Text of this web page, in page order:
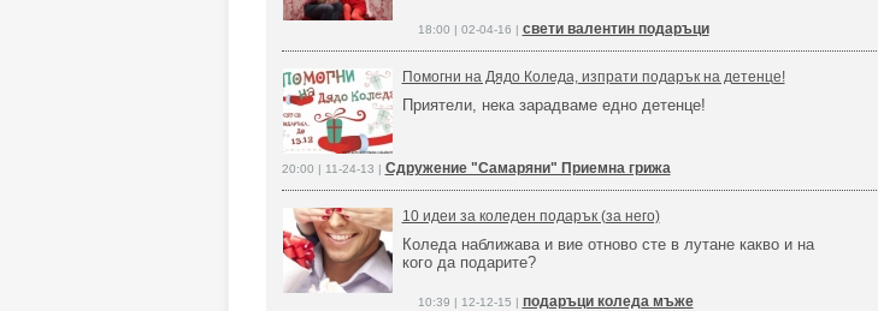
18:00 | 02-04-16 | свети валентин подаръци
Помогни на Дядо Коледа, изпрати подарък на детенце!
Приятели, нека зарадваме едно детенце!
20:00 | 11-24-13 | Сдружение "Самаряни" Приемна грижа
10 идеи за коледен подарък (за него)
Коледа наближава и вие отново сте в лутане какво и на
кого да подарите?
10:39 | 12-12-15 | подаръци коледа мъже